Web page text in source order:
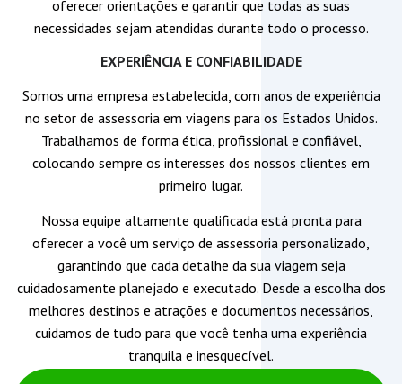
oferecer orientações e garantir que todas as suas
necessidades sejam atendidas durante todo o processo.
EXPERIÊNCIA E CONFIABILIDADE
Somos uma empresa estabelecida, com anos de experiência
no setor de assessoria em viagens para os Estados Unidos.
Trabalhamos de forma ética, profissional e confiável,
colocando sempre os interesses dos nossos clientes em
primeiro lugar.
Nossa equipe altamente qualificada está pronta para
oferecer a você um serviço de assessoria personalizado,
garantindo que cada detalhe da sua viagem seja
cuidadosamente planejado e executado. Desde a escolha dos
melhores destinos e atrações e documentos necessários,
cuidamos de tudo para que você tenha uma experiência
tranquila e inesquecível.